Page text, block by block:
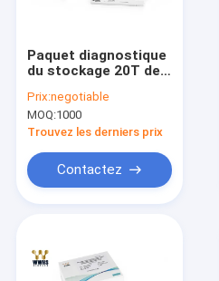
Paquet diagnostique
du stockage 20T de
Colloidal Gold 4-30℃
Prix:negotiable
MOQ:1000
Trouvez les derniers prix
Contactez